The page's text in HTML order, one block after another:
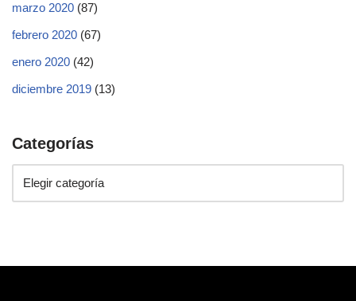
marzo 2020 (87)
febrero 2020 (67)
enero 2020 (42)
diciembre 2019 (13)
Categorías